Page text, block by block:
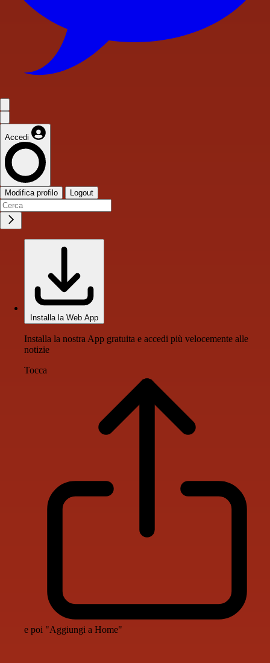
Accedi
Modifica profilo Logout
Installa la Web App
Installa la nostra App gratuita e accedi più velocemente alle
notizie
Tocca
e poi "Aggiungi a Home"